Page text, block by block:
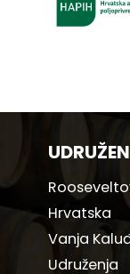
Hrvatska
Vanja
Udruženja